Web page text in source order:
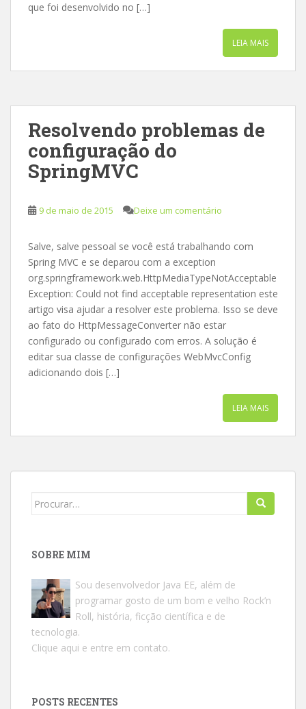
que foi desenvolvido no […]
LEIA MAIS
Resolvendo problemas de
configuração do
SpringMVC
9 de maio de 2015 Deixe um comentário
Salve, salve pessoal se você está trabalhando com
Spring MVC e se deparou com a exception
org.springframework.web.HttpMediaTypeNotAcceptable
Exception: Could not find acceptable representation este
artigo visa ajudar a resolver este problema. Isso se deve
ao fato do HttpMessageConverter não estar
configurado ou configurado com erros. A solução é
editar sua classe de configurações WebMvcConfig
adicionando dois […]
LEIA MAIS
Search
SOBRE MIM
Sou desenvolvedor Java EE, além de
programar gosto de um bom e velho Rock’n
Roll, história, ficção científica e de
tecnologia.
Clique aqui e entre em contato.
POSTS RECENTES